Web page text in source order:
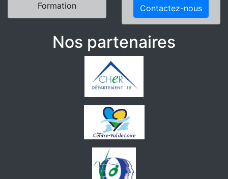
Formation Contactez-nous
Nos partenaires